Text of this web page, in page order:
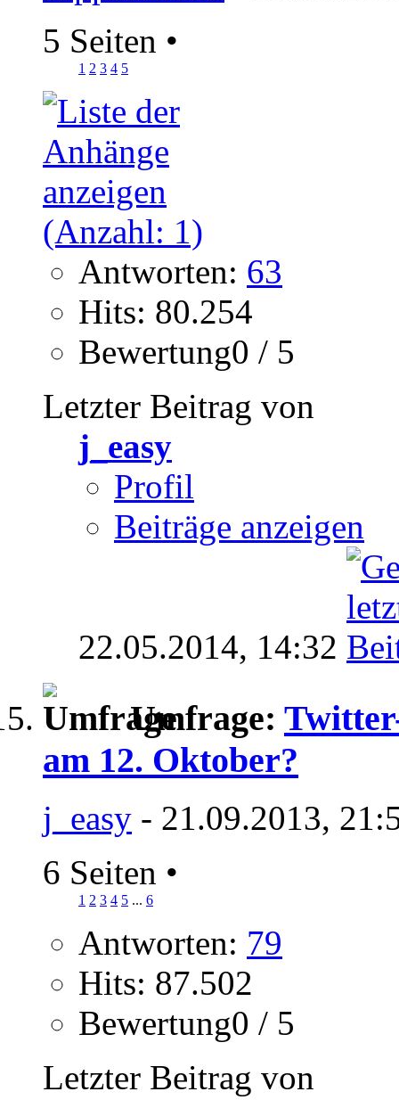
5 Seiten •
1 2 3 4 5
Antworten: 63
Hits: 80.254
Bewertung0 / 5
Letzter Beitrag von
j_easy
Profil
Beiträge anzeigen
22.05.2014, 14:32
Umfrage:
am 12. Oktober?
j_easy - 21.09.2013,
6 Seiten •
1 2 3 4 5 ... 6
Antworten: 79
Hits: 87.502
Bewertung0 / 5
Letzter Beitrag von